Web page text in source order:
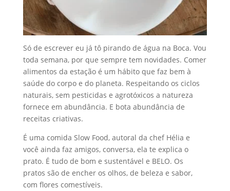
Só de escrever eu já tô pirando de água na Boca. Vou
toda semana, por que sempre tem novidades. Comer
alimentos da estação é um hábito que faz bem à
saúde do corpo e do planeta. Respeitando os ciclos
naturais, sem pesticidas e agrotóxicos a natureza
fornece em abundância. E bota abundância de
receitas criativas.
É uma comida Slow Food, autoral da chef Hélia e
você ainda faz amigos, conversa, ela te explica o
prato. É tudo de bom e sustentável e BELO. Os
pratos são de encher os olhos, de beleza e sabor,
com flores comestíveis.